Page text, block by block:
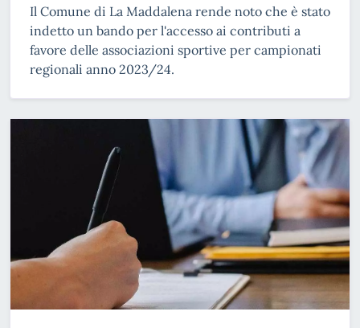
Il Comune di La Maddalena rende noto che è stato
indetto un bando per l'accesso ai contributi a
favore delle associazioni sportive per campionati
regionali anno 2023/24.